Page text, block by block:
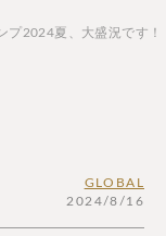
プ2024夏、大盛況です！
GLOBAL
2024/8/16